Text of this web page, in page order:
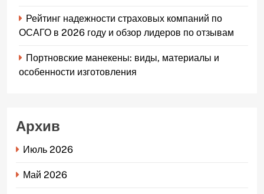
Рейтинг надежности страховых компаний по
ОСАГО в 2026 году и обзор лидеров по отзывам
Портновские манекены: виды, материалы и
особенности изготовления
Архив
Июль 2026
Май 2026